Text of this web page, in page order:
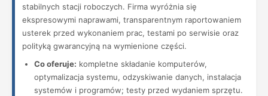
stabilnych stacji roboczych. Firma wyróżnia się
ekspresowymi naprawami, transparentnym raportowaniem
usterek przed wykonaniem prac, testami po serwisie oraz
polityką gwarancyjną na wymienione części.
Co oferuje: kompletne składanie komputerów,
optymalizacja systemu, odzyskiwanie danych, instalacja
systemów i programów; testy przed wydaniem sprzętu.